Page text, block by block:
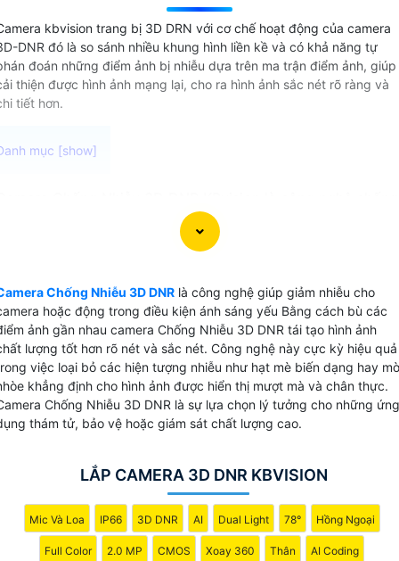
kbvision trang bị 3D DRN với cơ chế hoạt động của camera
DNR đó là so sánh nhiều khung hình liền kề và có khả năng tự
đoán những điểm ảnh bị nhiễu dựa trên ma trận điểm ảnh, giúp
thiện được hình ảnh mạng lại, cho ra hình ảnh sắc nét rõ ràng và
tiết hơn.
bằng cách bù sáng các điểm ảnh gần nhau giúp giảm
và tạo ra hình ảnh sắc nét trong môi trường ánh sáng
nghệ này có khả năng cung cấp video chất lượng
ràng và chân thực ngay cả khi ánh sáng môi trường
đủ.
Chống Nhiễu 3D DNR là công nghệ giúp giảm nhiễu cho
hoặc động trong điều kiện ánh sáng yếu Bằng cách bù các
ảnh gần nhau camera Chống Nhiễu 3D DNR tái tạo hình ảnh
lượng tốt hơn rõ nét và sắc nét. Công nghệ này cực kỳ hiệu quả
việc loại bỏ các hiện tượng nhiễu như hạt mè biến dạng hay mờ
khẳng định cho hình ảnh được hiển thị mượt mà và chân thực.
Chống Nhiễu 3D DNR là sự lựa chọn lý tưởng cho những ứng
thám tử, bảo vệ hoặc giám sát chất lượng cao.
LẮP CAMERA 3D DNR KBVISION
Mic Và Loa IP66 3D DNR AI Dual Light 78° Hồng Ngoại
Full Color 2.0 MP CMOS Xoay 360 Thân AI Coding